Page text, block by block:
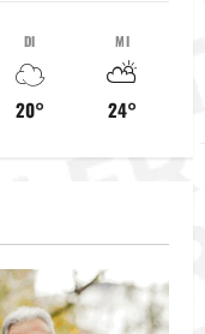
DI
☁️
20°
MI
⛅
24°